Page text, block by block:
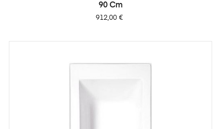
90 Cm
Prix
912,00 €